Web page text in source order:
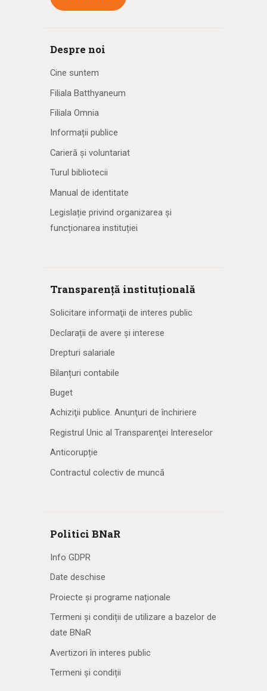
Despre noi
Cine suntem
Filiala Batthyaneum
Filiala Omnia
Informații publice
Carieră și voluntariat
Turul bibliotecii
Manual de identitate
Legislație privind organizarea și
funcționarea instituției
Transparență instituțională
Solicitare informaţii de interes public
Declarații de avere și interese
Drepturi salariale
Bilanțuri contabile
Buget
Achiziţii publice. Anunţuri de închiriere
Registrul Unic al Transparenţei Intereselor
Anticorupție
Contractul colectiv de muncă
Politici BNaR
Info GDPR
Date deschise
Proiecte și programe naționale
Termeni și condiții de utilizare a bazelor de
date BNaR
Avertizori în interes public
Termeni și condiții